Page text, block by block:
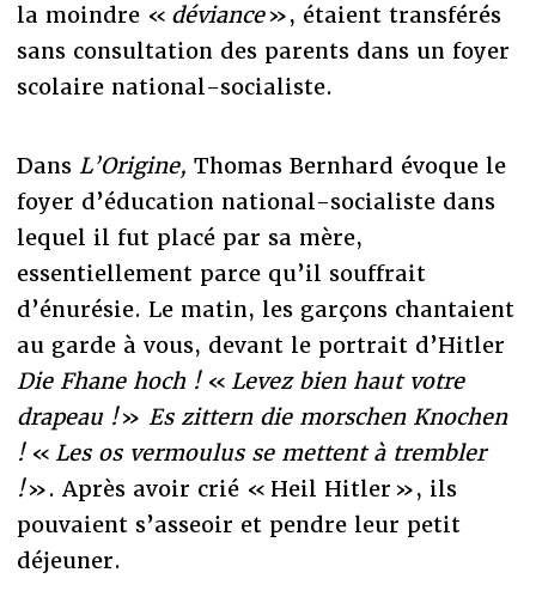
la moindre « déviance», étaient transférés
sans consultation des parents dans un foyer
scolaire national-socialiste.
Dans L’Origine, Thomas Bernhard évoque le
foyer d’éducation national-socialiste dans
lequel il fut placé par sa mère,
essentiellement parce qu’il souffrait
d’énurésie. Le matin, les garçons chantaient
au garde à vous, devant le portrait d’Hitler
Die Fhane hoch !« Levez bien haut votre
drapeau !» Es zittern die morschen Knochen
!« Les os vermoulus se mettent à trembler
!». Après avoir crié « Heil Hitler », ils
pouvaient s’asseoir et pendre leur petit
déjeuner.